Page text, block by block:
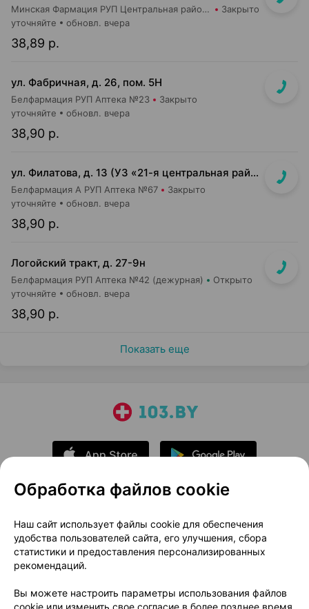
Минская Фармация РУП Центральная районная аптека №182 Закрыто
38,89 р.
уточняйте обновл. вчера
ул. Фабричная, д. 26, пом. 5Н
Белфармация РУП Аптека №23 Закрыто
38,90 р.
уточняйте обновл. вчера
ул. Филатова, д. 13 (УЗ «21-я центральная районная п-ка»)
Белфармация А РУП Аптека №67 Закрыто
38,90 р.
уточняйте обновл. вчера
Логойский тракт, д. 27-9н
Белфармация РУП Аптека №42 (дежурная) Открыто
38,90 р.
уточняйте обновл. вчера
Показать еще
О проекте
Новости проекта
Размещение рекламы
Медицинский маркетинг
Публичный договор
Доставка
Способы оплаты
Вакансии Партнеры
Обработка файлов cookie
Наш сайт использует файлы cookie для обеспечения
удобства пользователей сайта, его улучшения, сбора
статистики и предоставления персонализированных
рекомендаций.
Вы можете настроить параметры использования файлов
cookie или изменить свое согласие в более позднее время.